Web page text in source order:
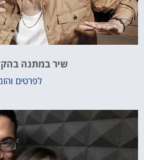
שיר במתנה
לפרטים